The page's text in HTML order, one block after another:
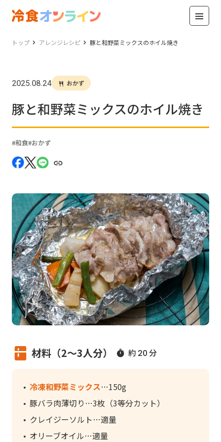
トップ アレンジレシピ 豚と和野菜ミックスのホイル焼き
2025.08.24 おかず
豚と和野菜ミックスのホイル焼き
和食 おかず
材料（2～3人分） 約 20分
冷凍和野菜ミックス
150g
豚バラ肉薄切り
3枚（3等分カット）
クレイジーソルト
適量
オリーブオイル
適量